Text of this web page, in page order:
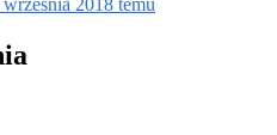
września 2018 temu